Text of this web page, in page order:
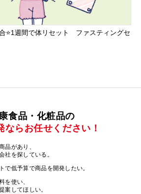
⭐1週間で体リセット ファスティングセ
食品・化粧品の
ならお任せください！
品があり、
社を探している。
で低予算で商品を開発したい。
を使い、
案してほしい。